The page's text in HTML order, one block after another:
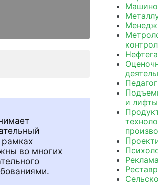
во многих
и лифты